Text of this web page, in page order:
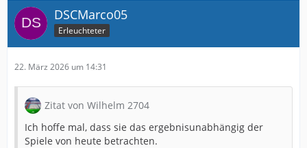
DSCMarco05
Erleuchteter
22. März 2026 um 14:31
Zitat von Wilhelm 2704
Ich hoffe mal, dass sie das ergebnisunabhängig der
Spiele von heute betrachten.